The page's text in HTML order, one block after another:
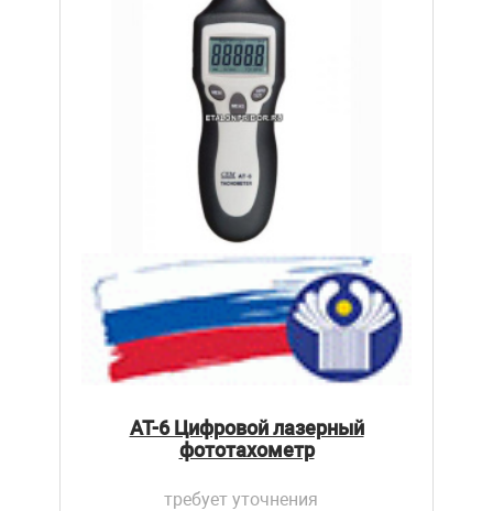
АТ-6 Цифровой лазерный
фототахометр
требует уточнения